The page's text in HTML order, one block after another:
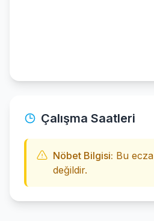
Çalışma Saatleri
Nöbet Bilgisi: Bu
değildir.